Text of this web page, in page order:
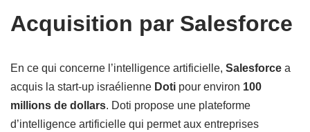
Acquisition par Salesforce
En ce qui concerne l’intelligence artificielle, Salesforce a
acquis la start-up israélienne Doti pour environ 100
millions de dollars. Doti propose une plateforme
d’intelligence artificielle qui permet aux entreprises